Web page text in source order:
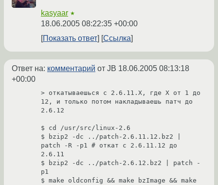
kasyaar ★
18.06.2005 08:22:35 +00:00
Показать ответ
Ссылка
Ответ на: комментарий от JB 18.06.2005 08:13:18
+00:00
> откатываешься с 2.6.11.X, где X от 1 до
12, и только потом накладываешь патч до
2.6.12
$ cd /usr/src/linux-2.6
$ bzip2 -dc ../patch-2.6.11.12.bz2 |
patch -R -p1 # откат с 2.6.11.12 до
2.6.11
$ bzip2 -dc ../patch-2.6.12.bz2 | patch -
p1
$ make oldconfig && make bzImage && make